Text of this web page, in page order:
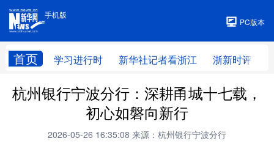
手机版
PC版本
首页 学习进行时 新华社记者看浙江 浙新时评
手机版
杭州银行宁波分行：深耕甬城十七载，
初心如磐向新行
2026-05-26 16:35:08 来源：杭州银行宁波分行